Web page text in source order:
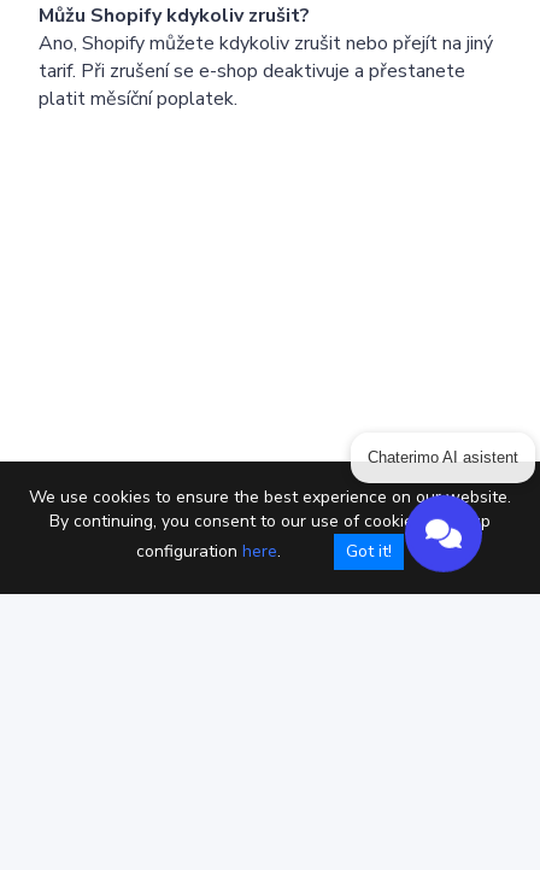
We use cookies to ensure the best experience on our website.
By continuing, you consent to our use of cookies or setup
configuration here. Got it!
Můžu Shopify kdykoliv zrušit?
Ano, Shopify můžete kdykoliv zrušit nebo přejít na jiný
tarif. Při zrušení se e-shop deaktivuje a přestanete
platit měsíční poplatek.